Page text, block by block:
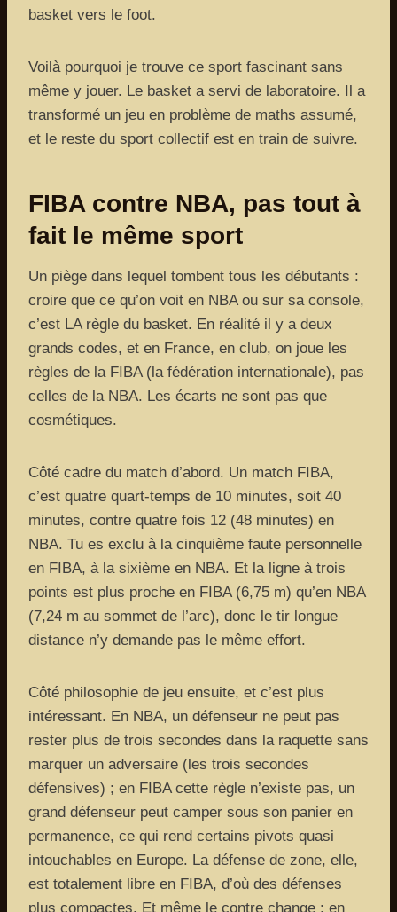
basket vers le foot.
Voilà pourquoi je trouve ce sport fascinant sans
même y jouer. Le basket a servi de laboratoire. Il a
transformé un jeu en problème de maths assumé,
et le reste du sport collectif est en train de suivre.
FIBA contre NBA, pas tout à
fait le même sport
Un piège dans lequel tombent tous les débutants :
croire que ce qu’on voit en NBA ou sur sa console,
c’est LA règle du basket. En réalité il y a deux
grands codes, et en France, en club, on joue les
règles de la FIBA (la fédération internationale), pas
celles de la NBA. Les écarts ne sont pas que
cosmétiques.
Côté cadre du match d’abord. Un match FIBA,
c’est quatre quart-temps de 10 minutes, soit 40
minutes, contre quatre fois 12 (48 minutes) en
NBA. Tu es exclu à la cinquième faute personnelle
en FIBA, à la sixième en NBA. Et la ligne à trois
points est plus proche en FIBA (6,75 m) qu’en NBA
(7,24 m au sommet de l’arc), donc le tir longue
distance n’y demande pas le même effort.
Côté philosophie de jeu ensuite, et c’est plus
intéressant. En NBA, un défenseur ne peut pas
rester plus de trois secondes dans la raquette sans
marquer un adversaire (les trois secondes
défensives) ; en FIBA cette règle n’existe pas, un
grand défenseur peut camper sous son panier en
permanence, ce qui rend certains pivots quasi
intouchables en Europe. La défense de zone, elle,
est totalement libre en FIBA, d’où des défenses
plus compactes. Et même le contre change : en